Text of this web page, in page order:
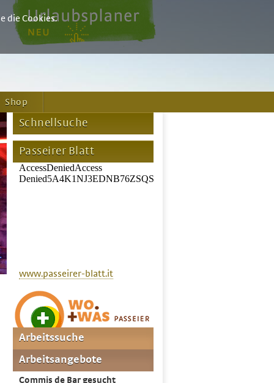
Shop
Schnellsuche
Passeirer Blatt
www.passeirer-blatt.it
die Cookies.